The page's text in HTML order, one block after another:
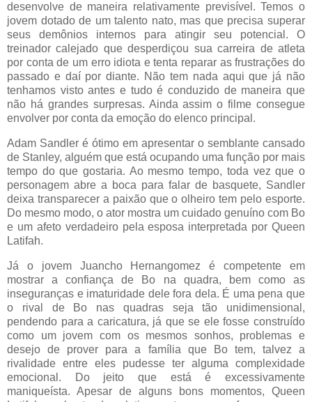
desenvolve de maneira relativamente previsível. Temos o
jovem dotado de um talento nato, mas que precisa superar
seus demônios internos para atingir seu potencial. O
treinador calejado que desperdiçou sua carreira de atleta
por conta de um erro idiota e tenta reparar as frustrações do
passado e daí por diante. Não tem nada aqui que já não
tenhamos visto antes e tudo é conduzido de maneira que
não há grandes surpresas. Ainda assim o filme consegue
envolver por conta da emoção do elenco principal.
Adam Sandler é ótimo em apresentar o semblante cansado
de Stanley, alguém que está ocupando uma função por mais
tempo do que gostaria. Ao mesmo tempo, toda vez que o
personagem abre a boca para falar de basquete, Sandler
deixa transparecer a paixão que o olheiro tem pelo esporte.
Do mesmo modo, o ator mostra um cuidado genuíno com Bo
e um afeto verdadeiro pela esposa interpretada por Queen
Latifah.
Já o jovem Juancho Hernangomez é competente em
mostrar a confiança de Bo na quadra, bem como as
inseguranças e imaturidade dele fora dela. É uma pena que
o rival de Bo nas quadras seja tão unidimensional,
pendendo para a caricatura, já que se ele fosse construído
como um jovem com os mesmos sonhos, problemas e
desejo de prover para a família que Bo tem, talvez a
rivalidade entre eles pudesse ter alguma complexidade
emocional. Do jeito que está é excessivamente
maniqueísta. Apesar de alguns bons momentos, Queen